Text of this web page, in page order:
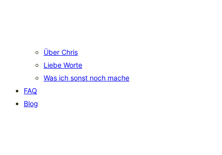
Über Chris
Liebe Worte
Was ich sonst noch mache
FAQ
Blog